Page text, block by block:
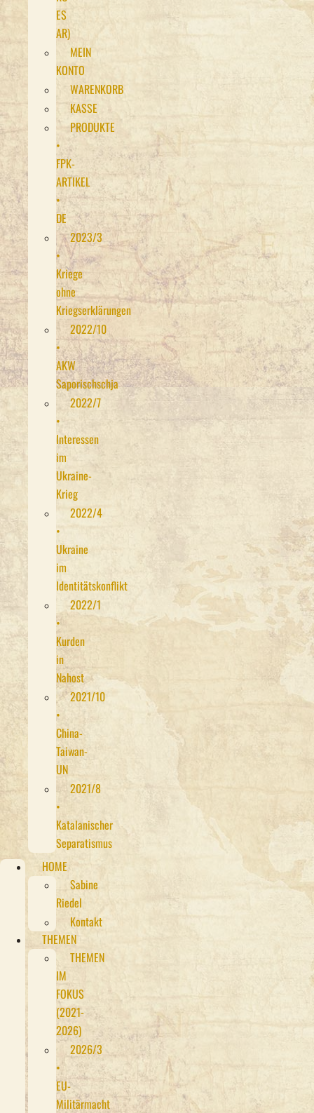
ES
AR)
MEIN
KONTO
WARENKORB
KASSE
PRODUKTE
•
FPK-
ARTIKEL
•
DE
2023/3
•
Kriege
ohne
Kriegserklärungen
2022/10
•
AKW
Saporischschja
2022/7
•
Interessen
im
Ukraine-
Krieg
2022/4
•
Ukraine
im
Identitätskonflikt
2022/1
•
Kurden
in
Nahost
2021/10
•
China-
Taiwan-
UN
2021/8
•
Katalanischer
Separatismus
HOME
Sabine
Riedel
Kontakt
THEMEN
THEMEN
IM
FOKUS
(2021-
2026)
2026/3
•
EU-
Militärmacht